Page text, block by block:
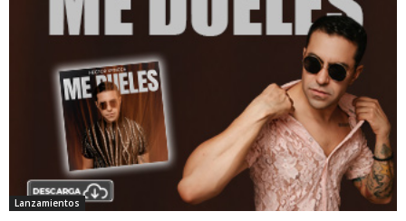
Lanzamientos